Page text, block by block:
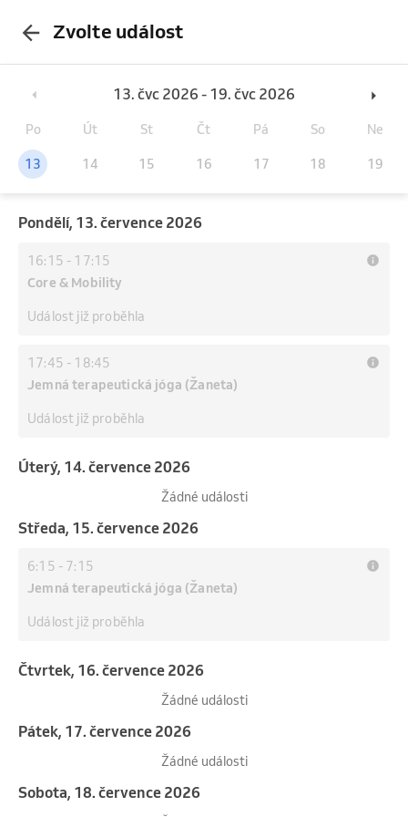
Zvolte událost
13. čvc 2026 - 19. čvc 2026
Po Út St Čt Pá So Ne
13 14 15 16 17 18 19
pondělí, 13. července 2026
16:15 - 17:15
Core & Mobility
Událost již proběhla
17:45 - 18:45
Jemná terapeutická jóga (Žaneta)
Událost již proběhla
úterý, 14. července 2026
Žádné události
středa, 15. července 2026
6:15 - 7:15
Jemná terapeutická jóga (Žaneta)
Událost již proběhla
čtvrtek, 16. července 2026
Žádné události
pátek, 17. července 2026
Žádné události
sobota, 18. července 2026